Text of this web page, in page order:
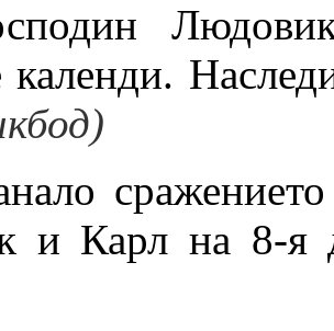
календи.
и Карл на 8-я